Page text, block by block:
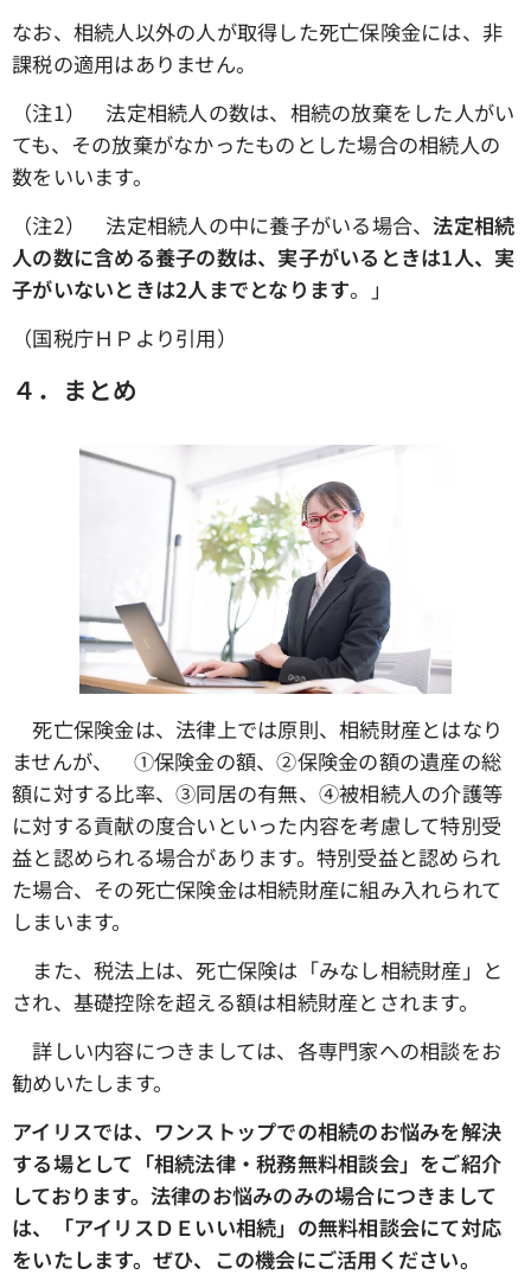
なお、相続人以外の人が取得した死亡保険金には、非
課税の適用はありません。
（注1） 法定相続人の数は、相続の放棄をした人がい
ても、その放棄がなかったものとした場合の相続人の
数をいいます。
（注2） 法定相続人の中に養子がいる場合、法定相続
人の数に含める養子の数は、実子がいるときは1人、実
子がいないときは2人までとなります。」
（国税庁ＨＰより引用）
４．まとめ
死亡保険金は、法律上では原則、相続財産とはなり
ませんが、 ①保険金の額、➁保険金の額の遺産の総
額に対する比率、③同居の有無、④被相続人の介護等
に対する貢献の度合いといった内容を考慮して特別受
益と認められる場合があります。特別受益と認められ
た場合、その死亡保険金は相続財産に組み入れられて
しまいます。
また、税法上は、死亡保険は「みなし相続財産」と
され、基礎控除を超える額は相続財産とされます。
詳しい内容につきましては、各専門家への相談をお
勧めいたします。
アイリスでは、ワンストップでの相続のお悩みを解決
する場として「相続法律・税務無料相談会」をご紹介
しております。法律のお悩みのみの場合につきまして
は、「アイリスＤＥいい相続」の無料相談会にて対応
をいたします。ぜひ、この機会にご活用ください。